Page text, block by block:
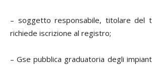
– soggetto responsabile, titolare del
richiede iscrizione al registro;
– Gse pubblica graduatoria degli